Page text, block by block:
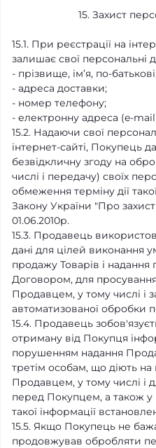
15. Захист
15.1. При реєстрації на
залишає свої персональні
- прізвище, ім’я, по-
- адреса доставки;
- номер телефону;
- електронну адреса (e-
15.2. Надаючи свої
інтернет-сайті, Покупець
безвідкличну згоду на
числі і передачу) своїх
обмеження терміну дії
Закону України "Про
01.06.2010р.
15.3. Продавець
дані для цілей виконання
продажу Товарів і
Договором, для
Продавцем, у тому числі і
автоматизованої обробки
15.4. Продавець
отриману від Покупця
порушенням надання
третім особам, що діють на
Продавцем, у тому числі і
перед Покупцем, а також у
такої інформації
15.5. Якщо Покупець не
продовжував обробляти